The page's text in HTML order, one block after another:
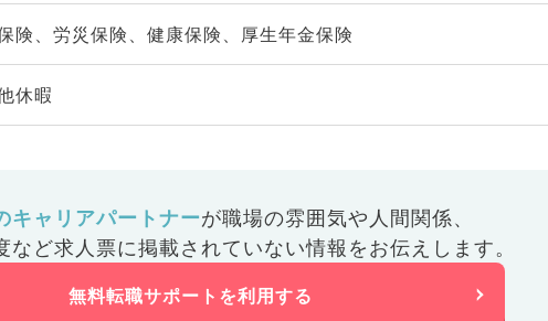
険、労災保険、健康保険、厚生年金保険
休暇
キャリアパートナーが職場の雰囲気や人間関係、
など求人票に掲載されていない情報をお伝えします。
無料転職サポートを利用する